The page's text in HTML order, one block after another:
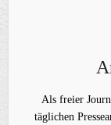
Als freier
täglichen